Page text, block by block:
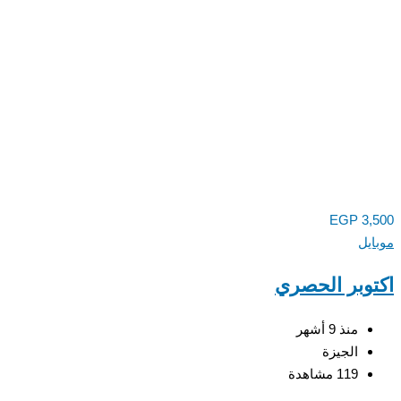
EGP
الحصري
منذ 9 أشهر
الجيزة
119 مشاهدة